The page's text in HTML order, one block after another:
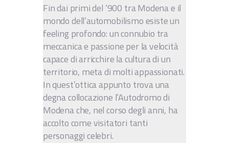
Fin dai primi del ‘900 tra Modena e il
mondo dell’automobilismo esiste un
feeling profondo: un connubio tra
meccanica e passione per la velocità
capace di arricchire la cultura di un
territorio, meta di molti appassionati.
In quest’ottica appunto trova una
degna collocazione l’Autodromo di
Modena che, nel corso degli anni, ha
accolto come visitatori tanti
personaggi celebri.